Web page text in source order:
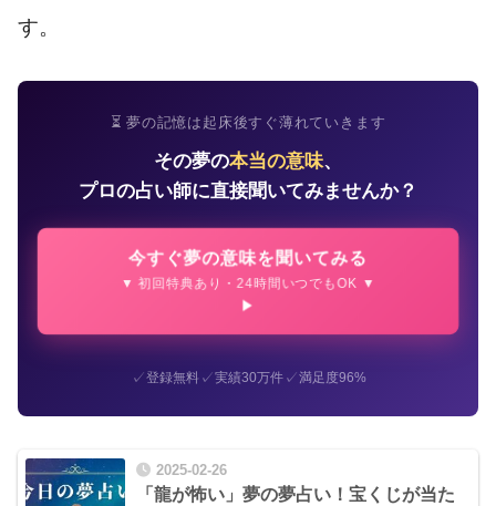
す。
⏳ 夢の記憶は起床後すぐ薄れていきます
その夢の本当の意味、
プロの占い師に直接聞いてみませんか？
今すぐ夢の意味を聞いてみる
▼ 初回特典あり・24時間いつでもOK ▼
✓登録無料✓実績30万件✓満足度96%
2025-02-26
「龍が怖い」夢の夢占い！宝くじが当た